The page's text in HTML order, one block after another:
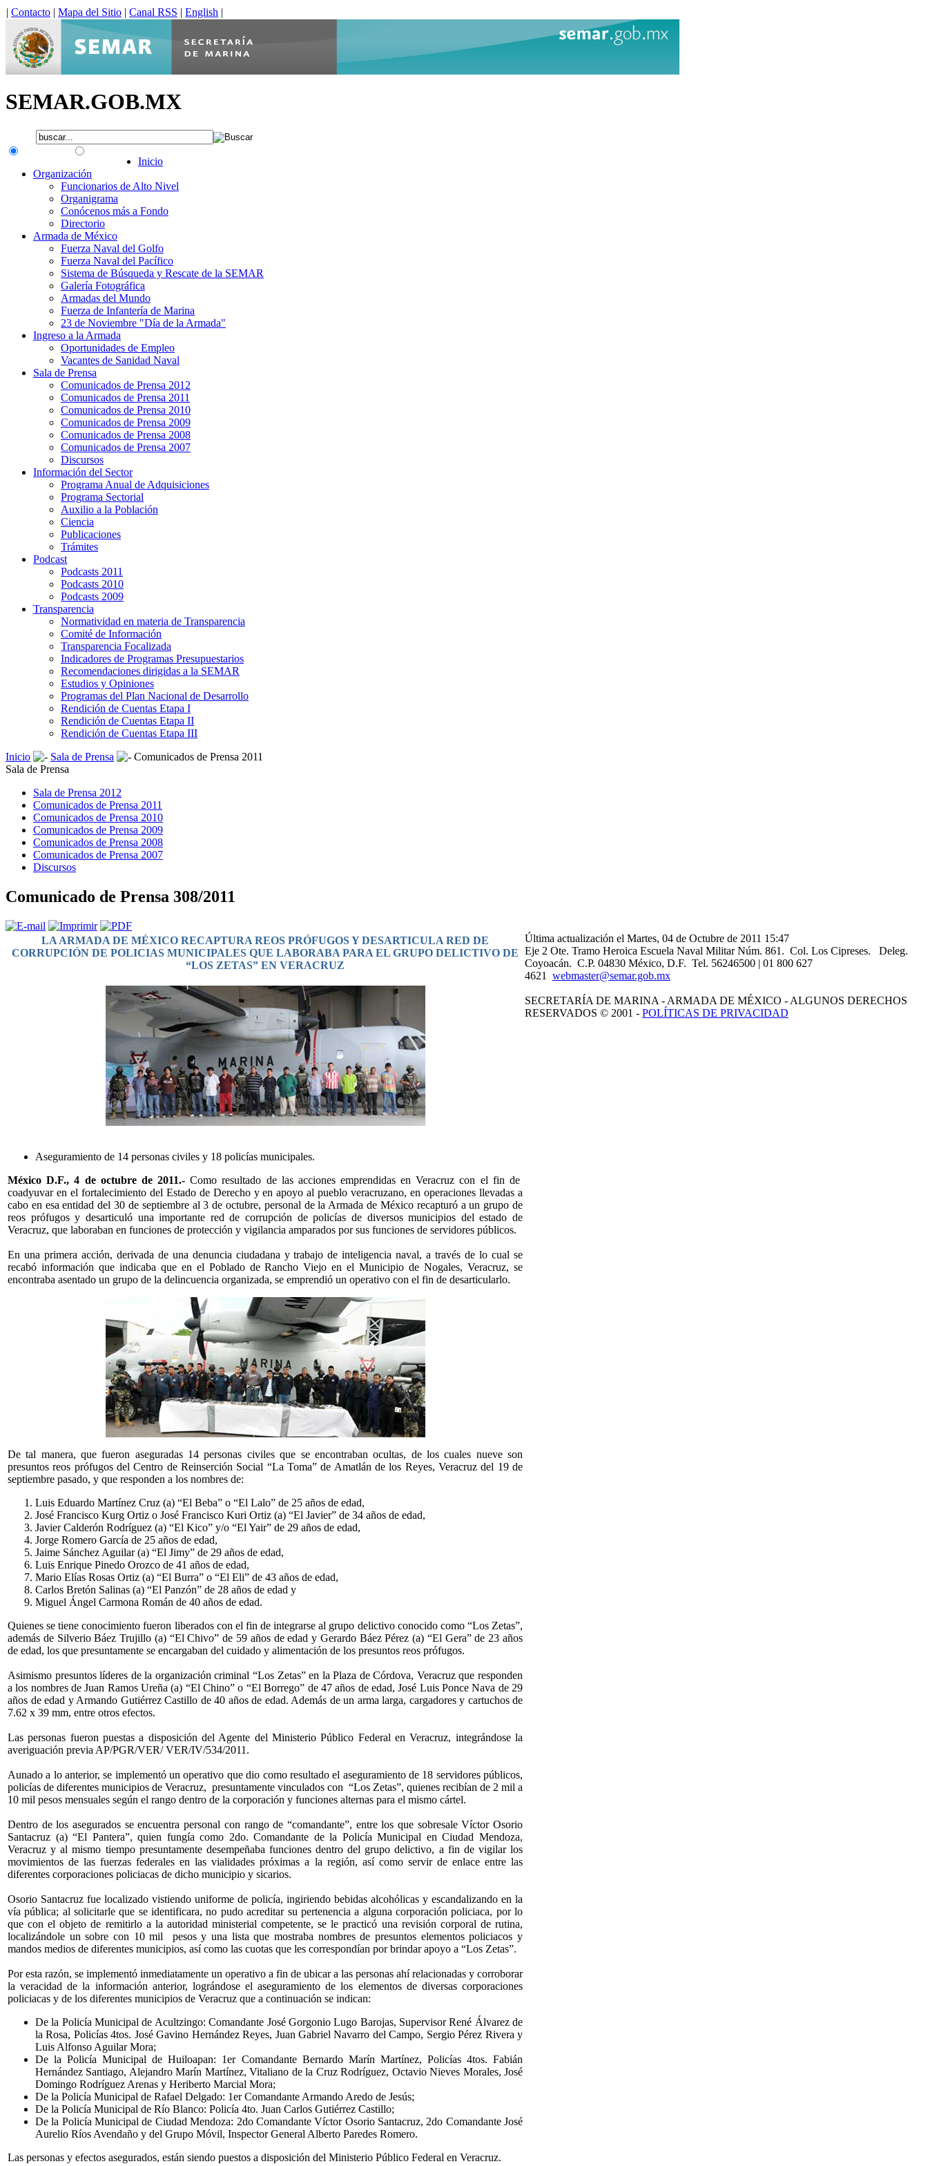
| Contacto | Mapa del Sitio | Canal RSS | English |
SEMAR.GOB.MX
Inicio
Organización
Funcionarios de Alto Nivel
Organigrama
Conócenos más a Fondo
Directorio
Armada de México
Fuerza Naval del Golfo
Fuerza Naval del Pacífico
Sistema de Búsqueda y Rescate de la SEMAR
Galería Fotográfica
Armadas del Mundo
Fuerza de Infantería de Marina
23 de Noviembre "Día de la Armada"
Ingreso a la Armada
Oportunidades de Empleo
Vacantes de Sanidad Naval
Sala de Prensa
Comunicados de Prensa 2012
Comunicados de Prensa 2011
Comunicados de Prensa 2010
Comunicados de Prensa 2009
Comunicados de Prensa 2008
Comunicados de Prensa 2007
Discursos
Información del Sector
Programa Anual de Adquisiciones
Programa Sectorial
Auxilio a la Población
Ciencia
Publicaciones
Trámites
Podcast
Podcasts 2011
Podcasts 2010
Podcasts 2009
Transparencia
Normatividad en materia de Transparencia
Comité de Información
Transparencia Focalizada
Indicadores de Programas Presupuestarios
Recomendaciones dirigidas a la SEMAR
Estudios y Opiniones
Programas del Plan Nacional de Desarrollo
Rendición de Cuentas Etapa I
Rendición de Cuentas Etapa II
Rendición de Cuentas Etapa III
Inicio
Sala de Prensa
Comunicados de Prensa 2011
Sala de Prensa
Sala de Prensa 2012
Comunicados de Prensa 2011
Comunicados de Prensa 2010
Comunicados de Prensa 2009
Comunicados de Prensa 2008
Comunicados de Prensa 2007
Discursos
Comunicado de Prensa 308/2011
LA ARMADA DE MÉXICO RECAPTURA REOS PRÓFUGOS Y DESARTICULA RED DE
CORRUPCIÓN DE POLICIAS MUNICIPALES QUE LABORABA PARA EL GRUPO DELICTIVO DE
“LOS ZETAS” EN VERACRUZ
Aseguramiento de 14 personas civiles y 18 policías municipales.
México D.F., 4 de octubre de 2011.- Como resultado de las acciones emprendidas en Veracruz con el fin de
coadyuvar en el fortalecimiento del Estado de Derecho y en apoyo al pueblo veracruzano, en operaciones llevadas a
cabo en esa entidad del 30 de septiembre al 3 de octubre, personal de la Armada de México recapturó a un grupo de
reos prófugos y desarticuló una importante red de corrupción de policías de diversos municipios del estado de
Veracruz, que laboraban en funciones de protección y vigilancia amparados por sus funciones de servidores públicos.
En una primera acción, derivada de una denuncia ciudadana y trabajo de inteligencia naval, a través de lo cual se
recabó información que indicaba que en el Poblado de Rancho Viejo en el Municipio de Nogales, Veracruz, se
encontraba asentado un grupo de la delincuencia organizada, se emprendió un operativo con el fin de desarticularlo.
De tal manera, que fueron aseguradas 14 personas civiles que se encontraban ocultas, de los cuales nueve son
presuntos reos prófugos del Centro de Reinserción Social “La Toma” de Amatlán de los Reyes, Veracruz del 19 de
septiembre pasado, y que responden a los nombres de:
Luis Eduardo Martínez Cruz (a) “El Beba” o “El Lalo” de 25 años de edad,
José Francisco Kurg Ortiz o José Francisco Kuri Ortiz (a) “El Javier” de 34 años de edad,
Javier Calderón Rodríguez (a) “El Kico” y/o “El Yair” de 29 años de edad,
Jorge Romero García de 25 años de edad,
Jaime Sánchez Aguilar (a) “El Jimy” de 29 años de edad,
Luis Enrique Pinedo Orozco de 41 años de edad,
Mario Elías Rosas Ortiz (a) “El Burra” o “El Eli” de 43 años de edad,
Carlos Bretón Salinas (a) “El Panzón” de 28 años de edad y
Miguel Ángel Carmona Román de 40 años de edad.
Quienes se tiene conocimiento fueron liberados con el fin de integrarse al grupo delictivo conocido como “Los Zetas”,
además de Silverio Báez Trujillo (a) “El Chivo” de 59 años de edad y Gerardo Báez Pérez (a) “El Gera” de 23 años
de edad, los que presuntamente se encargaban del cuidado y alimentación de los presuntos reos prófugos.
Asimismo presuntos líderes de la organización criminal “Los Zetas” en la Plaza de Córdova, Veracruz que responden
a los nombres de Juan Ramos Ureña (a) “El Chino” o “El Borrego” de 47 años de edad, José Luis Ponce Nava de 29
años de edad y Armando Gutiérrez Castillo de 40 años de edad. Además de un arma larga, cargadores y cartuchos de
7.62 x 39 mm, entre otros efectos.
Las personas fueron puestas a disposición del Agente del Ministerio Público Federal en Veracruz, integrándose la
averiguación previa AP/PGR/VER/ VER/IV/534/2011.
Aunado a lo anterior, se implementó un operativo que dio como resultado el aseguramiento de 18 servidores públicos,
policías de diferentes municipios de Veracruz, presuntamente vinculados con “Los Zetas”, quienes recibían de 2 mil a
10 mil pesos mensuales según el rango dentro de la corporación y funciones alternas para el mismo cártel.
Dentro de los asegurados se encuentra personal con rango de “comandante”, entre los que sobresale Víctor Osorio
Santacruz (a) “El Pantera”, quien fungía como 2do. Comandante de la Policía Municipal en Ciudad Mendoza,
Veracruz y al mismo tiempo presuntamente desempeñaba funciones dentro del grupo delictivo, a fin de vigilar los
movimientos de las fuerzas federales en las vialidades próximas a la región, así como servir de enlace entre las
diferentes corporaciones policiacas de dicho municipio y sicarios.
Osorio Santacruz fue localizado vistiendo uniforme de policía, ingiriendo bebidas alcohólicas y escandalizando en la
vía pública; al solicitarle que se identificara, no pudo acreditar su pertenencia a alguna corporación policiaca, por lo
que con el objeto de remitirlo a la autoridad ministerial competente, se le practicó una revisión corporal de rutina,
localizándole un sobre con 10 mil pesos y una lista que mostraba nombres de presuntos elementos policiacos y
mandos medios de diferentes municipios, así como las cuotas que les correspondían por brindar apoyo a “Los Zetas”.
Por esta razón, se implementó inmediatamente un operativo a fin de ubicar a las personas ahí relacionadas y corroborar
la veracidad de la información anterior, lográndose el aseguramiento de los elementos de diversas corporaciones
policiacas y de los diferentes municipios de Veracruz que a continuación se indican:
De la Policía Municipal de Acultzingo: Comandante José Gorgonio Lugo Barojas, Supervisor René Álvarez de
la Rosa, Policías 4tos. José Gavino Hernández Reyes, Juan Gabriel Navarro del Campo, Sergio Pérez Rivera y
Luis Alfonso Aguilar Mora;
De la Policía Municipal de Huiloapan: 1er Comandante Bernardo Marín Martínez, Policías 4tos. Fabián
Hernández Santiago, Alejandro Marín Martínez, Vitaliano de la Cruz Rodríguez, Octavio Nieves Morales, José
Domingo Rodríguez Arenas y Heriberto Marcial Mora;
De la Policía Municipal de Rafael Delgado: 1er Comandante Armando Aredo de Jesús;
De la Policía Municipal de Río Blanco: Policía 4to. Juan Carlos Gutiérrez Castillo;
De la Policía Municipal de Ciudad Mendoza: 2do Comandante Víctor Osorio Santacruz, 2do Comandante José
Aurelio Ríos Avendaño y del Grupo Móvil, Inspector General Alberto Paredes Romero.
Las personas y efectos asegurados, están siendo puestos a disposición del Ministerio Público Federal en Veracruz.
Última actualización el Martes, 04 de Octubre de 2011 15:47
Eje 2 Ote. Tramo Heroica Escuela Naval Militar Núm. 861. Col. Los Cipreses. Deleg.
Coyoacán. C.P. 04830 México, D.F. Tel. 56246500 | 01 800 627
4621 webmaster@semar.gob.mx
SECRETARÍA DE MARINA - ARMADA DE MÉXICO - ALGUNOS DERECHOS
RESERVADOS © 2001 - POLÍTICAS DE PRIVACIDAD